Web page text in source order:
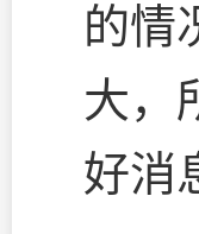
的情
大，
好消